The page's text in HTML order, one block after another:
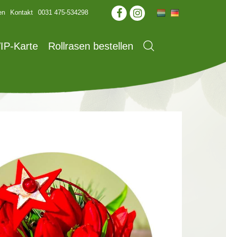
Kontakt 0031 475-534298
Karte Rollrasen bestellen